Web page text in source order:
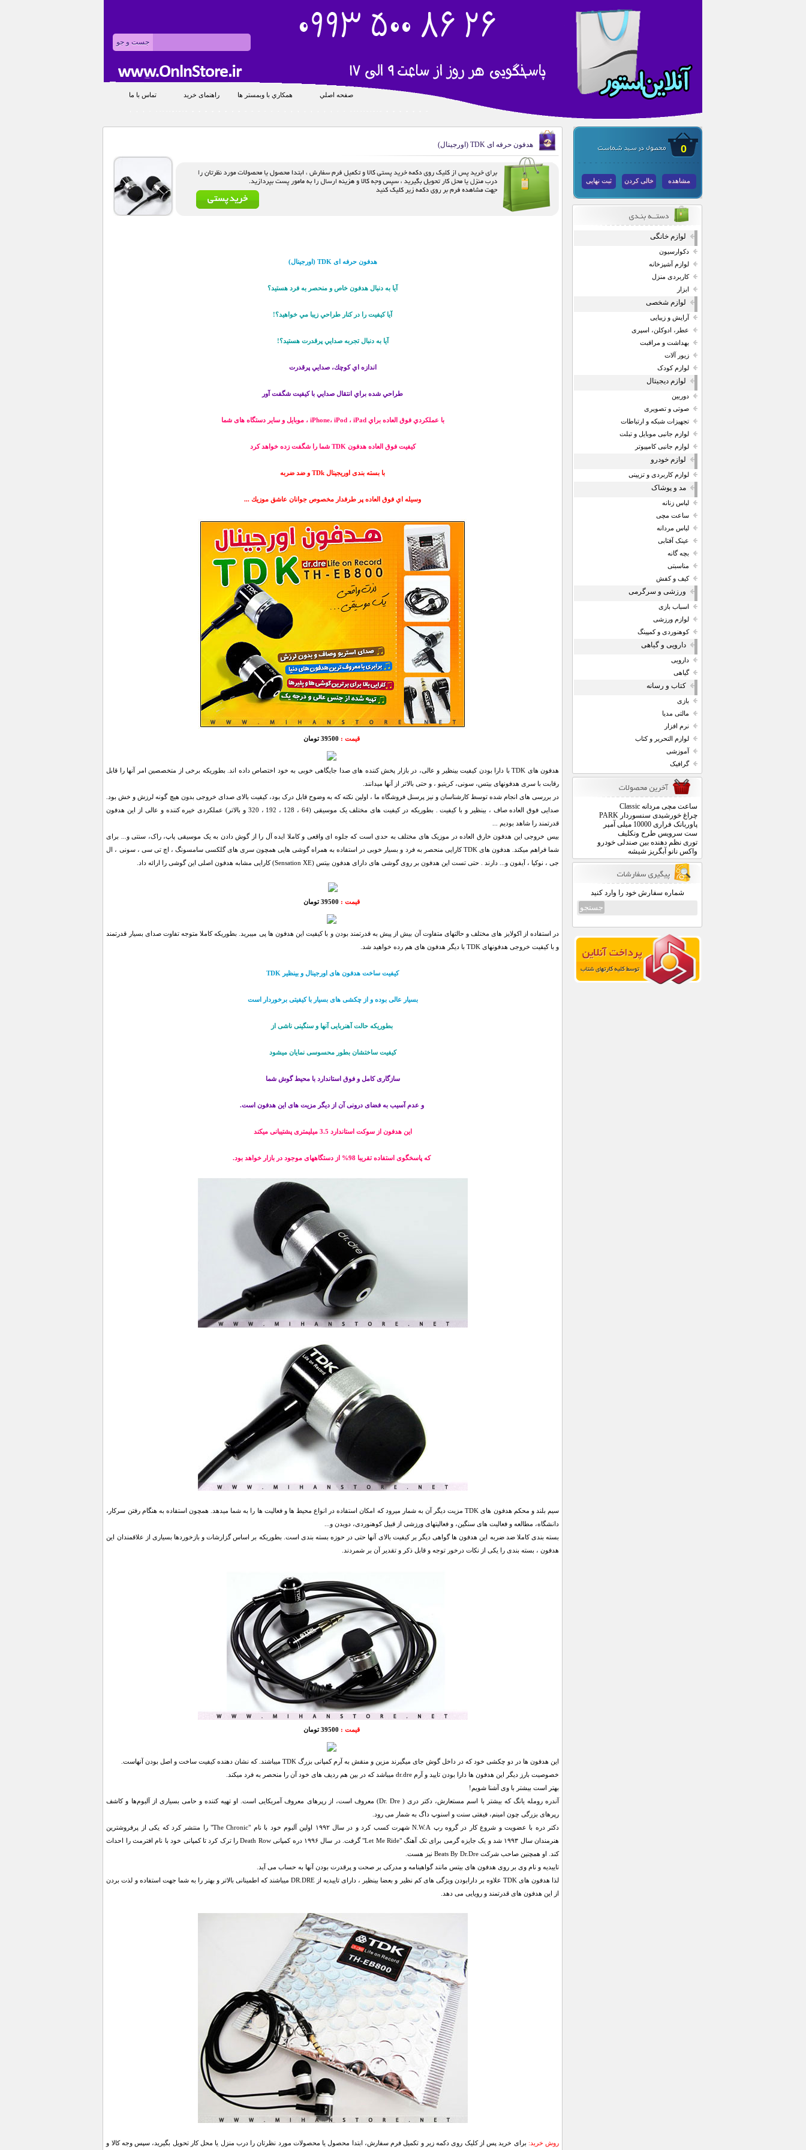
صفحه اصلي همکاري با وبمستر ها راهنمای خرید تماس با ما
0
مشاهده خالی کردن ثبت نهایی
لوازم خانگی
دکوارسیون
لوازم آشپزخانه
کاربردی منزل
ابزار
لوازم شخصی
آرایش و زیبایی
عطر، ادوکلن، اسپری
بهداشت و مراقبت
زیور آلات
لوازم کودک
لوازم دیجیتال
دوربین
صوتی و تصویری
تجهیزات شبکه و ارتباطات
لوازم جانبی موبایل و تبلت
لوازم جانبی کامپیوتر
لوازم خودرو
لوازم کاربردی و تزیینی
مد و پوشاک
لباس زنانه
ساعت مچی
لباس مردانه
عینک آفتابی
بچه گانه
مناسبتی
کیف و کفش
ورزشی و سرگرمی
اسباب بازی
لوازم ورزشی
کوهنوردی و کمپینگ
دارویی و گیاهی
دارویی
گیاهی
کتاب و رسانه
بازی
مالتی مدیا
نرم افزار
لوازم التحریر و کتاب
آموزشی
گرافیک
ساعت مچی مردانه Classic
چراغ خورشیدی سنسوردار PARK
پاوربانک فراری 10000 میلی آمپر
ست سرویس طرح ونکلیف
توری نظم دهنده بین صندلی خودرو
واکس نانو آبگریز شیشه
شماره سفارش خود را وارد کنید
هدفون حرفه ای TDK (اورجینال)
هدفون حرفه ای TDK (اورجینال)
آيا به دنبال هدفون خاص و منحصر به فرد هستيد؟
آيا كيفيت را در كنار طراحي زيبا مي خواهيد؟!
آيا به دنبال تجربه صدايي پرقدرت هستيد؟!
اندازه اي كوچك، صدايي پرقدرت
طراحي شده براي انتقال صدايي با كيفيت شگفت آور
با عملكردي فوق العاده براي iPhone، iPod ، iPad ، موبایل و سایر دستگاه های شما
كيفيت فوق العاده هدفون TDK شما را شگفت زده خواهد كرد
با بسته بندی اوریجینال TDk و ضد ضربه
وسيله اي فوق العاده پر طرفدار مخصوص جوانان عاشق موزيك ...
قیمت : 39500 تومان
هدفون های TDK با دارا بودن کیفیت بینظیر و عالی، در بازار پخش کننده های صدا جایگاهی خوبی به خود اختصاص داده اند. بطوریکه برخی از متخصصین امر آنها را قابل
رقابت با سری هدفونهای بیتس، سونی، کریتیو ، و حتی بالاتر از آنها میدانند.
در بررسی های انجام شده توسط کارشناسان و نیز پرسنل فروشگاه ما ، اولین نکته که به وضوح قابل درک بود، کیفیت بالای صدای خروجی بدون هیچ گونه لرزش و خش بود.
صدایی فوق العاده صاف ، بینظیر و با کیفیت . بطوریکه در کیفیت های مختلف یک موسیقی (64 ، 128 ، 192 ، 320 و بالاتر) عملکردی خیره کننده و عالی از این هدفون
قدرتمند را شاهد بودیم ...
بیس خروجی این هدفون خارق العاده در موزیک های مختلف به حدی است که جلوه ای واقعی و کاملا ایده آل را از گوش دادن به یک موسیقی پاپ، راک، سنتی و... برای
شما فراهم میکند. هدفون های TDK کارایی منحصر به فرد و بسیار خوبی در استفاده به همراه گوشی هایی همچون سری های گلکسی سامسونگ ، اچ تی سی ، سونی ، ال
جی ، نوکیا ، آیفون و... دارند . حتی تست این هدفون بر روی گوشی های دارای هدفون بیتس (Sensation XE) کارایی مشابه هدفون اصلی این گوشی را ارائه داد.
قیمت : 39500 تومان
در استفاده از اکولایز های مختلف و حالتهای متفاوت آن بیش از پیش به قدرتمند بودن و با کیفیت این هدفون ها پی میبرید. بطوریکه کاملا متوجه تفاوت صدای بسیار قدرتمند
و با کیفیت خروجی هدفونهای TDK با دیگر هدفون های هم رده خواهید شد.
کیفیت ساخت هدفون های اورجینال و بینظیر TDK
بسیار عالی بوده و از چکشی های بسیار با کیفیتی برخوردار است
بطوریکه حالت آهنربایی آنها و سنگینی ناشی از
کیفیت ساختشان بطور محسوسی نمایان میشود
سازگاری کامل و فوق استاندارد با محیط گوش شما
و عدم آسیب به فضای درونی آن از دیگر مزیت های این هدفون است.
این هدفون از سوکت استاندارد 3.5 میلیمتری پشتیبانی میکند
که پاسخگوی استفاده تقریبا 98% از دستگاههای موجود در بازار خواهد بود.
سیم بلند و محکم هدفون های TDK مزیت دیگر آن به شمار میرود که امکان استفاده در انواع محیط ها و فعالیت ها را به شما میدهد. همچون استفاده به هنگام رفتن سرکار،
دانشگاه، مطالعه و فعالیت های سنگین، و فعالیتهای ورزشی از قبیل کوهنوردی، دویدن و...
بسته بندی کاملا ضد ضربه این هدفون ها گواهی دیگر بر کیفیت بالای آنها حتی در حوزه بسته بندی است. بطوریکه بر اساس گزارشات و بازخوردها بسیاری از علاقمندان این
هدفون ، بسته بندی را یکی از نکات درخور توجه و قابل ذکر و تقدیر آن بر شمردند.
قیمت : 39500 تومان
این هدفون ها در دو چکشی خود که در داخل گوش جای میگیرند مزین و منقش به آرم کمپانی بزرگ TDK میباشند. که نشان دهنده کیفیت ساخت و اصل بودن آنهاست.
خصوصیت بارز دیگر این هدفون ها دارا بودن تایید و آرم dr.dre میباشد که در بین هم ردیف های خود آن را منحصر به فرد میکند.
بهتر است بیشتر با وی آشنا شویم!
آندره رومله یانگ که بیشتر با اسم مستعارش، دکتر دری ( Dr. Dre) معروف است، از رپرهای معروف آمریکایی است. او تهیه کننده و حامی بسیاری از آلبوم‌ها و کاشف
رپرهای بزرگی چون امینم، فیفتی سنت و اسنوپ داگ به شمار می رود.
دکتر دره با عضویت و شروع کار در گروه رپ N.W.A شهرت کسب کرد و در سال ۱۹۹۲ اولین آلبوم خود با نام "The Chronic" را منتشر کرد که یکی از پرفروشترین
هنرمندان سال ۱۹۹۳ شد و یک جایزه گرمی برای تک آهنگ "Let Me Ride" گرفت. در سال ۱۹۹۶ دره کمپانی Death Row را ترک کرد تا کمپانی خود با نام افترمث را احداث
کند. او همچنین صاحب شرکت Beats By Dr.Dre نیز هست.
تاییدیه و نام وی بر روی هدفون های بیتس مانند گواهینامه و مدرکی بر صحت و پرقدرت بودن آنها به حساب می آید.
لذا هدفون های TDK علاوه بر دارابودن ویژگی های کم نظیر و بعضا بینظیر ، دارای تاییدیه از DR.DRE میباشند که اطمینانی بالاتر و بهتر را به شما جهت استفاده و لذت بردن
از این هدفون های قدرتمند و رویایی می دهد.
روش خرید: برای خرید پس از کلیک روی دکمه زیر و تکمیل فرم سفارش، ابتدا محصول یا محصولات مورد نظرتان را درب منزل یا محل کار تحویل بگیرید، سپس وجه کالا و